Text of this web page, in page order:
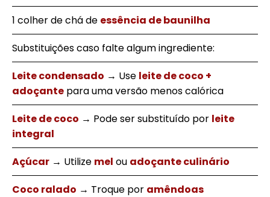
1 colher de chá de essência de baunilha
Substituições caso falte algum ingrediente:
Leite condensado → Use leite de coco +
adoçante para uma versão menos calórica
Leite de coco → Pode ser substituído por leite
integral
Açúcar → Utilize mel ou adoçante culinário
Coco ralado → Troque por amêndoas